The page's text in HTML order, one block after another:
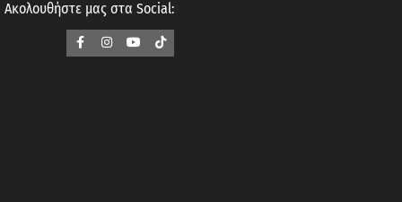
Ακολουθήστε μας στα Social: